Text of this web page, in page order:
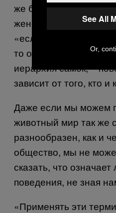
же бабуинов стала
женщин-
«если рассматривать
то оказывается, что
иерархия самок, –
зависит от того, кто и
Даже если мы можем
животный мир так же
разнообразен, как и
общество, мы не
сказать, что
поведения, не зная
«Применять эти
See All
Or,